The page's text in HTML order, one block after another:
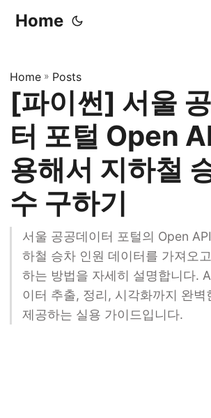
Home
Home » Posts
[파이썬] 서울
터 포털 Open
용해서 지하철
수 구하기
서울 공공데이터 포털의 Open
하철 승차 인원 데이터를 가져오
하는 방법을 자세히 설명합니다.
이터 추출, 정리, 시각화까지 완벽
제공하는 실용 가이드입니다.